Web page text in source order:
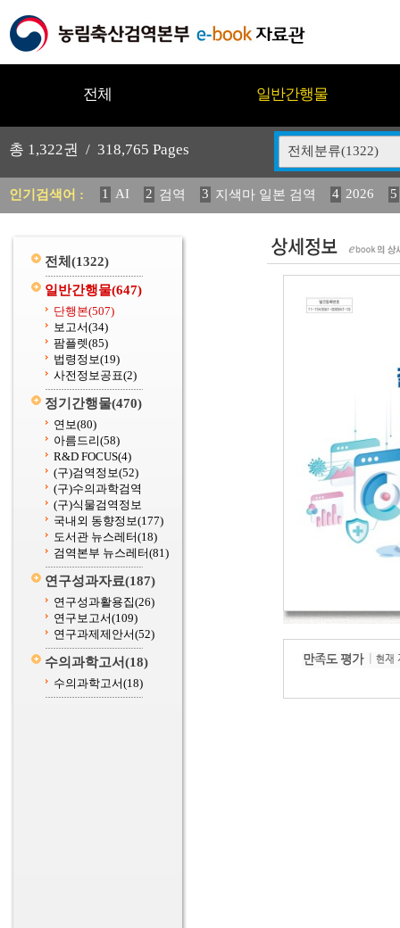
전체 일반간행물
총 1,322권 / 318,765 Pages 전체분류(1322)
인기검색어 : 1 AI 2 검역 3 지색마 일본 검역 4 2026
5
11 2025 12 중독성 식물 도감 13 媛 異 14
전체 (1322)
일반간행물(647)
단행본(507)
보고서(34)
팜플렛(85)
법령정보(19)
사전정보공표(2)
정기간행물(470)
연보(80)
아름드리(58)
R&D FOCUS(4)
(구)검역정보(52)
(구)수의과학검역
(구)식물검역정보
국내외 동향정보(177)
도서관 뉴스레터(18)
검역본부 뉴스레터(81)
연구성과자료(187)
연구성과활용집(26)
연구보고서(109)
연구과제제안서(52)
수의과학고서(18)
수의과학고서(18)